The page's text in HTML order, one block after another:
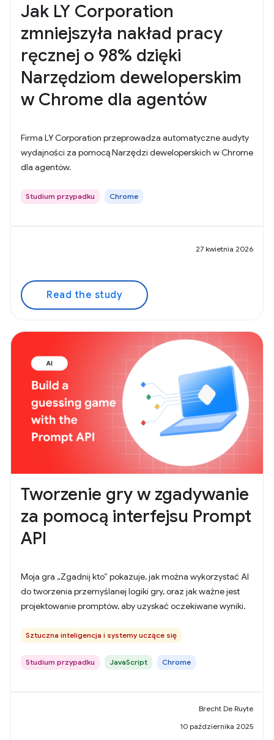
Jak LY Corporation
zmniejszyła nakład pracy
ręcznej o 98% dzięki
Narzędziom deweloperskim
w Chrome dla agentów
Firma LY Corporation przeprowadza automatyczne audyty
wydajności za pomocą Narzędzi deweloperskich w Chrome
dla agentów.
Studium przypadku Chrome
27 kwietnia 2026
Read the study
Tworzenie gry w zgadywanie
za pomocą interfejsu Prompt
API
Moja gra „Zgadnij kto” pokazuje, jak można wykorzystać AI
do tworzenia przemyślanej logiki gry, oraz jak ważne jest
projektowanie promptów, aby uzyskać oczekiwane wyniki.
Sztuczna inteligencja i systemy uczące się
Studium przypadku JavaScript Chrome
Brecht De Ruyte
10 października 2025